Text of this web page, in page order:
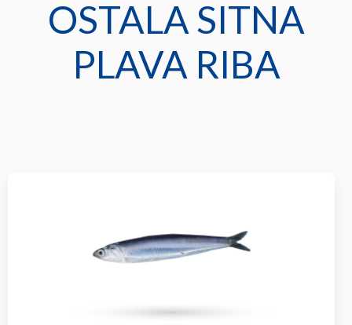
OSTALA SITNA
PLAVA RIBA